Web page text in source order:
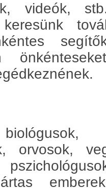
videók,
keresünk
orvosok,